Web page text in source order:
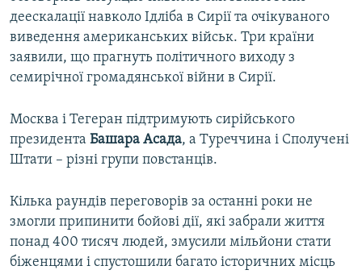
деескалації навколо Ідліба в Сирії та очікуваного
виведення американських військ. Три країни
заявили, що прагнуть політичного виходу з
семирічної громадянської війни в Сирії.
Москва і Тегеран підтримують сирійського
президента Башара Асада, а Туреччина і Сполучені
Штати – різні групи повстанців.
Кілька раундів переговорів за останні роки не
змогли припинити бойові дії, які забрали життя
понад 400 тисяч людей, змусили мільйони стати
біженцями і спустошили багато історичних місць